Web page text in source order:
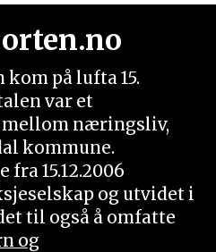
på lufta 15.
var et
mellom næringsliv,
kommune.
15.12.2006
og utvidet i
til også å omfatte
og